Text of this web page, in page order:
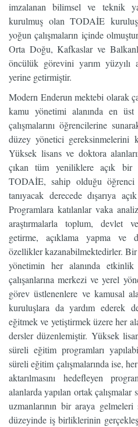
imzalanan bilimsel ve teknik
kurulmuş olan TODAİE
yoğun çalışmaların içinde
Orta Doğu, Kafkaslar ve
öncülük görevini yarım
yerine getirmiştir.
Modern Enderun mektebi olarak
kamu yönetimi alanında en
çalışmalarını öğrencilerine
düzey yönetici gereksinmelerini
Yüksek lisans ve doktora
çıkan tüm yeniliklere açık bir
TODAİE, sahip olduğu öğrenci
tanıyacak derecede dışarıya
Programlara katılanlar vaka
araştırmalarla toplum, devlet
getirme, açıklama yapma ve
özellikler kazanabilmektedirler.
yönetimin her alanında etkinlik
çalışanlarına merkezi ve yerel
görev üstlenenlere ve kamusal
kuruluşlara da yardım ederek
eğitmek ve yetiştirmek üzere her
dersler düzenlemiştir. Yüksek
süreli eğitim programları
süreli eğitim çalışmalarında ise,
aktarılmasını hedefleyen
alanlarda yapılan ortak çalışmalar
uzmanlarının bir araya
düzeyinde iş birliklerinin